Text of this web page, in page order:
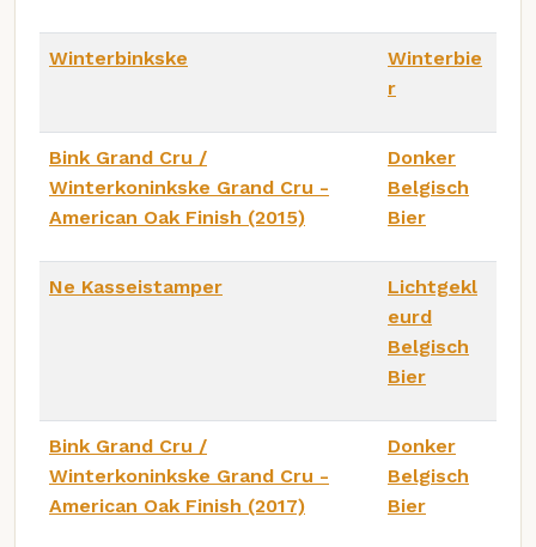
Winterbinkske
Winterbie
r
Bink Grand Cru /
Winterkoninkske Grand Cru -
American Oak Finish (2015)
Donker
Belgisch
Bier
Ne Kasseistamper
Lichtgekl
eurd
Belgisch
Bier
Bink Grand Cru /
Winterkoninkske Grand Cru -
American Oak Finish (2017)
Donker
Belgisch
Bier